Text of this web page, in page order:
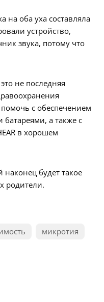
на оба уха составляла
устройство,
звука, потому что
не последняя
с обеспечением
а также с
в хорошем
будет такое
родители.
микротия